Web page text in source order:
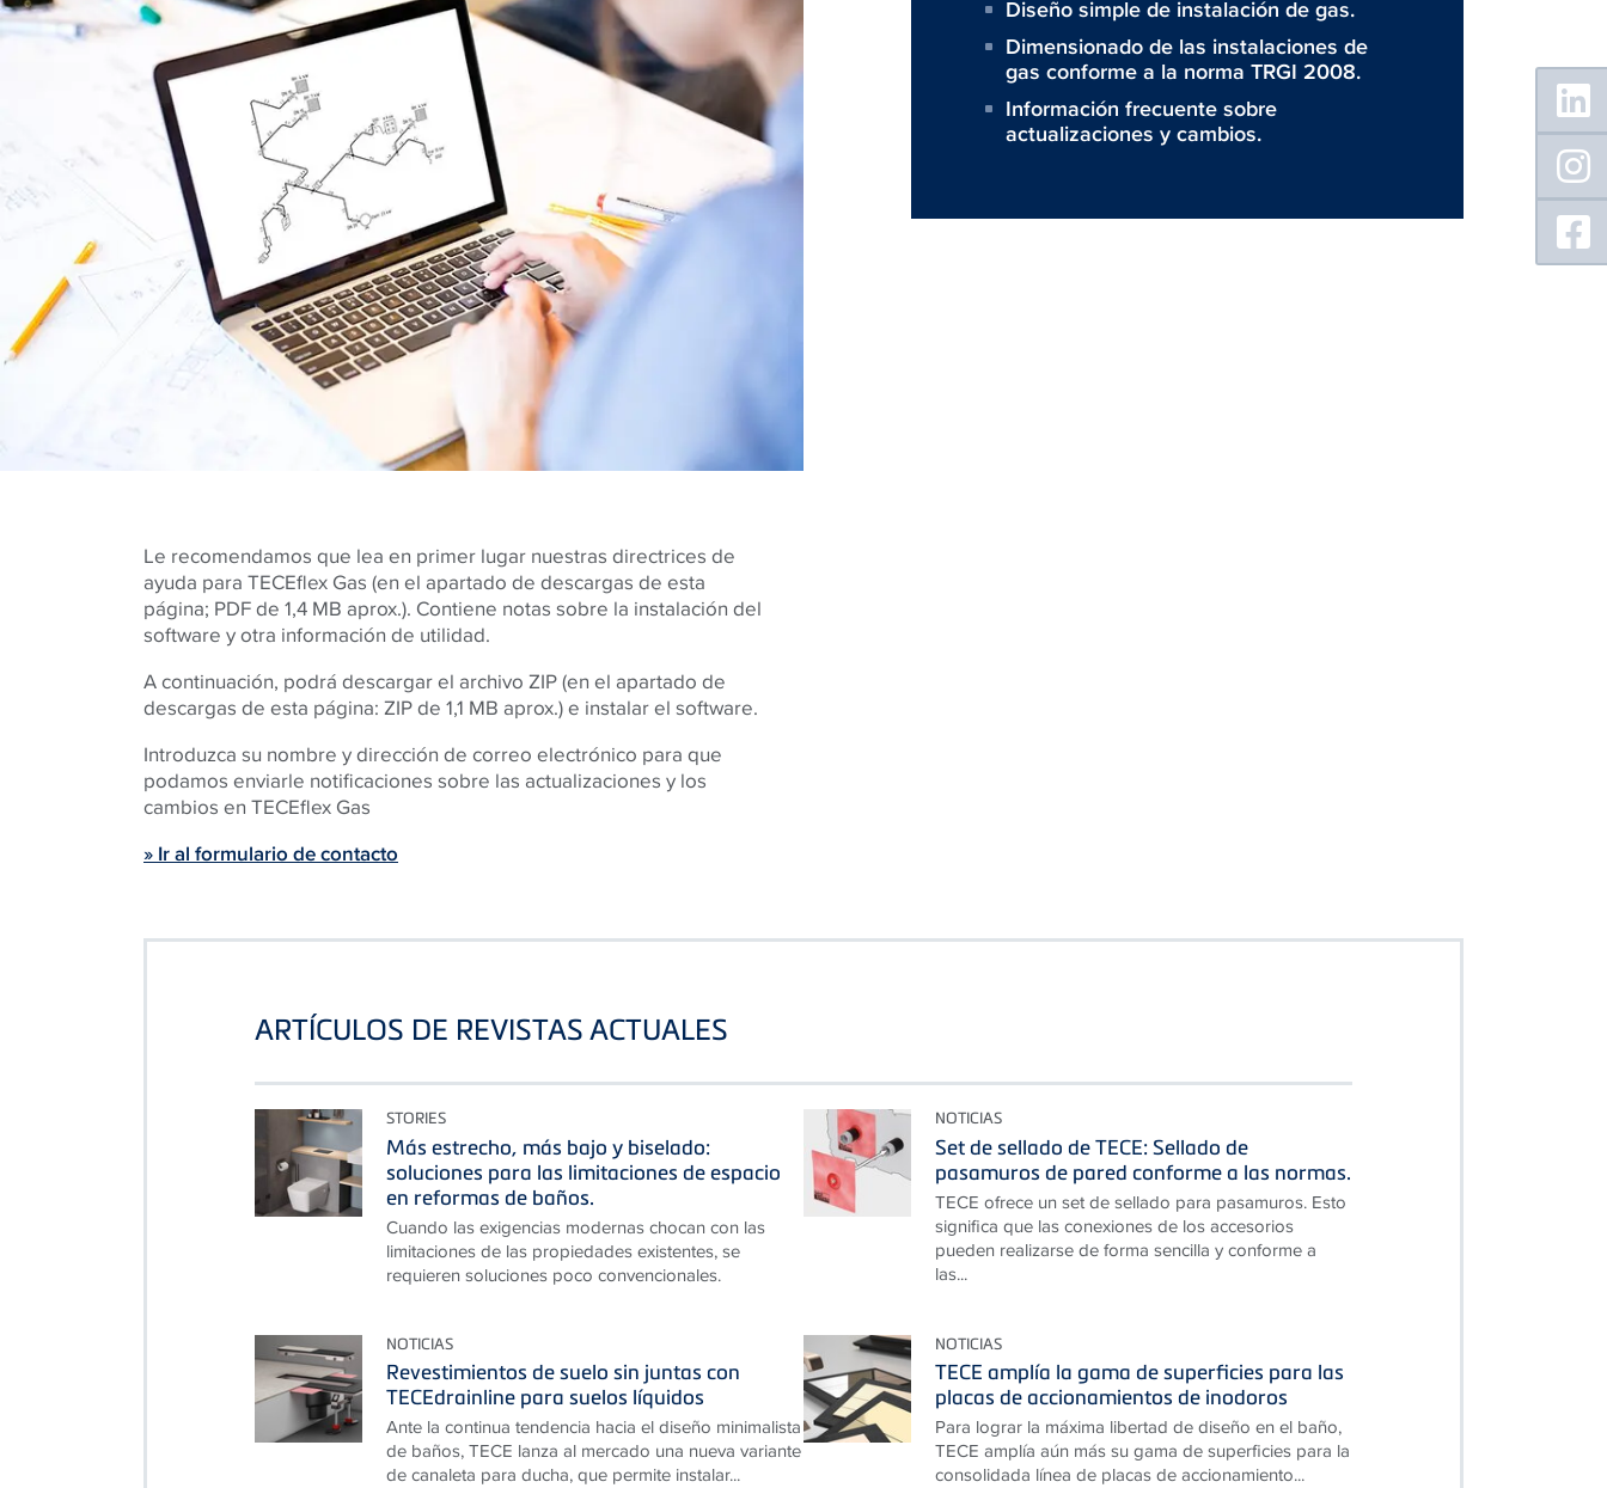
Diseño simple de instalación de gas.
Dimensionado de las instalaciones de
gas conforme a la norma TRGI 2008.
Información frecuente sobre
actualizaciones y cambios.
Le recomendamos que lea en primer lugar nuestras directrices de
ayuda para TECEflex Gas (en el apartado de descargas de esta
página; PDF de 1,4 MB aprox.). Contiene notas sobre la instalación del
software y otra información de utilidad.
A continuación, podrá descargar el archivo ZIP (en el apartado de
descargas de esta página: ZIP de 1,1 MB aprox.) e instalar el software.
Introduzca su nombre y dirección de correo electrónico para que
podamos enviarle notificaciones sobre las actualizaciones y los
cambios en TECEflex Gas
» Ir al formulario de contacto
ARTÍCULOS DE REVISTAS ACTUALES
STORIES
Más estrecho, más bajo y biselado:
soluciones para las limitaciones de espacio
en reformas de baños.
Cuando las exigencias modernas chocan con las
limitaciones de las propiedades existentes, se
requieren soluciones poco convencionales.
NOTICIAS
Set de sellado de TECE: Sellado de
pasamuros de pared conforme a las normas.
TECE ofrece un set de sellado para pasamuros. Esto
significa que las conexiones de los accesorios
pueden realizarse de forma sencilla y conforme a
las...
NOTICIAS
Revestimientos de suelo sin juntas con
TECEdrainline para suelos líquidos
Ante la continua tendencia hacia el diseño minimalista
de baños, TECE lanza al mercado una nueva variante
de canaleta para ducha, que permite instalar...
NOTICIAS
TECE amplía la gama de superficies para las
placas de accionamientos de inodoros
Para lograr la máxima libertad de diseño en el baño,
TECE amplía aún más su gama de superficies para la
consolidada línea de placas de accionamiento...
Floating